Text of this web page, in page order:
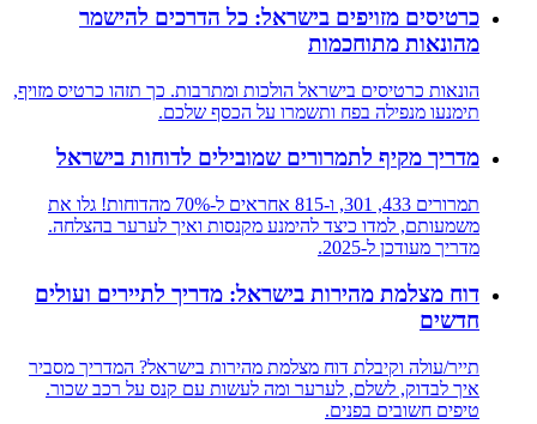
כרטיסים מזויפים בישראל: כל הדרכים להישמר
מהונאות מתוחכמות
הונאות כרטיסים בישראל הולכות ומתרבות. כך תזהו כרטיס מזויף,
תימנעו מנפילה בפח ותשמרו על הכסף שלכם.
מדריך מקיף לתמרורים שמובילים לדוחות בישראל
תמרורים 433, 301, ו-815 אחראים ל-70% מהדוחות! גלו את
משמעותם, למדו כיצד להימנע מקנסות ואיך לערער בהצלחה.
מדריך מעודכן ל-2025.
דוח מצלמת מהירות בישראל: מדריך לתיירים ועולים
חדשים
תייר/עולה וקיבלת דוח מצלמת מהירות בישראל? המדריך מסביר
איך לבדוק, לשלם, לערער ומה לעשות עם קנס על רכב שכור.
טיפים חשובים בפנים.